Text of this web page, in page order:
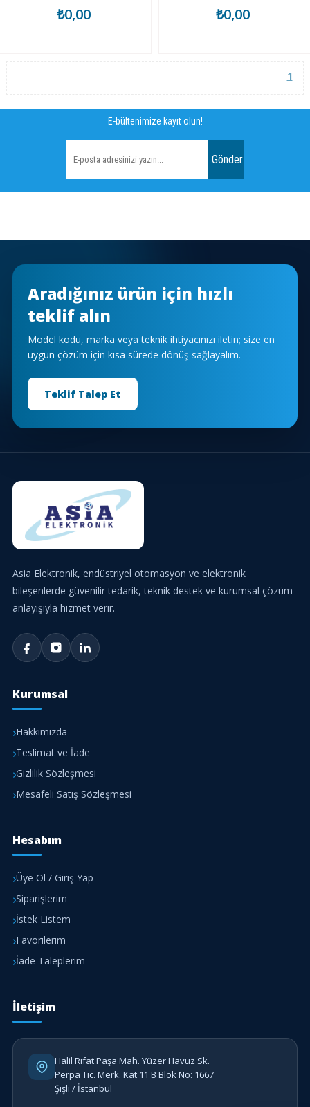
₺0,00 ₺0,00
1
E-bültenimize kayıt olun!
Gönder
Aradığınız ürün için hızlı
teklif alın
Model kodu, marka veya teknik ihtiyacınızı iletin; size en
uygun çözüm için kısa sürede dönüş sağlayalım.
Teklif Talep Et
Asia Elektronik, endüstriyel otomasyon ve elektronik
bileşenlerde güvenilir tedarik, teknik destek ve kurumsal çözüm
anlayışıyla hizmet verir.
Kurumsal
Hakkımızda
Teslimat ve İade
Gizlilik Sözleşmesi
Mesafeli Satış Sözleşmesi
Hesabım
Üye Ol / Giriş Yap
Siparişlerim
İstek Listem
Favorilerim
İade Taleplerim
İletişim
Halil Rıfat Paşa Mah. Yüzer Havuz Sk.
Perpa Tic. Merk. Kat 11 B Blok No: 1667
Şişli / İstanbul